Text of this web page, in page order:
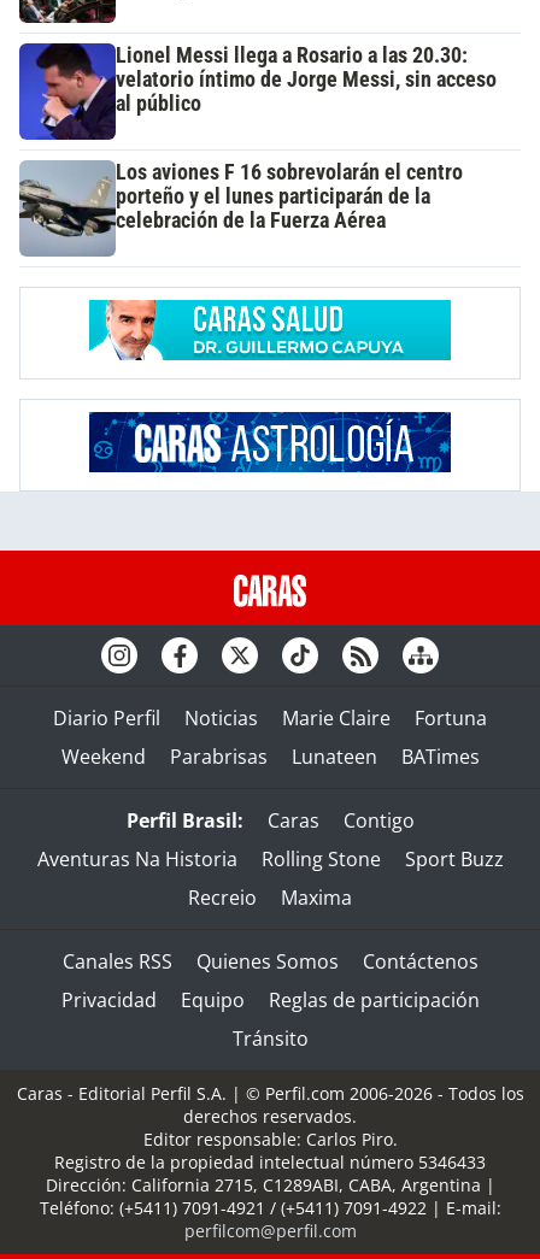
Lionel Messi llega a Rosario a las 20.30:
velatorio íntimo de Jorge Messi, sin acceso
al público
Los aviones F 16 sobrevolarán el centro
porteño y el lunes participarán de la
celebración de la Fuerza Aérea
Diario Perfil Noticias Marie Claire
Fortuna
Weekend
Parabrisas Lunateen BATimes
Perfil Brasil: Caras
Contigo
Aventuras Na Historia
Rolling Stone
Sport Buzz
Recreio
Maxima
Canales RSS Quienes Somos
Contáctenos
Privacidad
Equipo
Reglas de participación
Tránsito
Caras - Editorial Perfil S.A. | © Perfil.com 2006-2026 - Todos los
derechos reservados.
Editor responsable: Carlos Piro.
Registro de la propiedad intelectual número 5346433
Dirección: California 2715, C1289ABI, CABA, Argentina |
Teléfono: (+5411) 7091-4921 / (+5411) 7091-4922| E-mail:
perfilcom@perfil.com